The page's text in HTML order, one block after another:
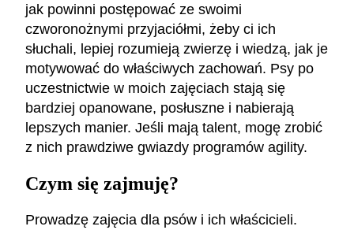
jak powinni postępować ze swoimi
czworonożnymi przyjaciółmi, żeby ci ich
słuchali, lepiej rozumieją zwierzę i wiedzą, jak je
motywować do właściwych zachowań. Psy po
uczestnictwie w moich zajęciach stają się
bardziej opanowane, posłuszne i nabierają
lepszych manier. Jeśli mają talent, mogę zrobić
z nich prawdziwe gwiazdy programów agility.
Czym się zajmuję?
Prowadzę zajęcia dla psów i ich właścicieli.